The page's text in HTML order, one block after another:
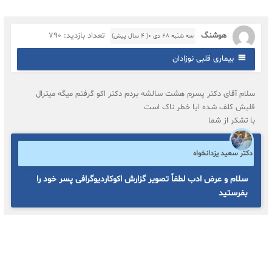
هوشنگ سه شنبه ۲۸ دی ۰( 4 سال پیش) تعداد بازدید: 790
بیماری قلبی نوزادان
سلام آقای دکتر پسرم هشت سالشه بردم دکتر اکو گرفتم میگه میترال
قلبش کلف شده ایا خطر ناک است
با تشکر از شما
دکتر سعید یزدانخواه
سلام و عرض ادب لطفاً تصویر گزارش اکوکاردیوگرافی پسر خود را
بفرستید